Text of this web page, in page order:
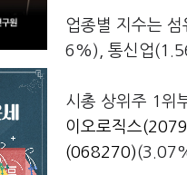
업종별 지수는
6%), 통신업
시총 상위주 1위
이오로직스
(068270)